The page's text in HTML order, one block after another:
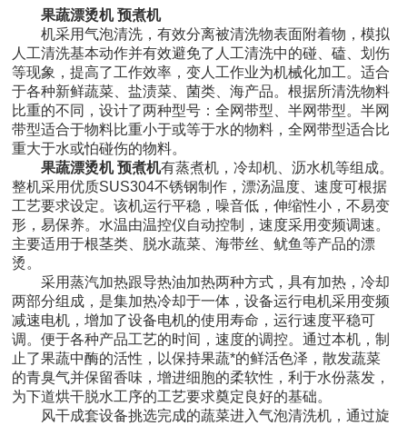
果蔬漂烫机 预煮机
机采用气泡清洗，有效分离被清洗物表面附着物，模拟
人工清洗基本动作并有效避免了人工清洗中的碰、磕、划伤
等现象，提高了工作效率，变人工作业为机械化加工。适合
于各种新鲜蔬菜、盐渍菜、菌类、海产品。根据所清洗物料
比重的不同，设计了两种型号：全网带型、半网带型。半网
带型适合于物料比重小于或等于水的物料，全网带型适合比
重大于水或怕碰伤的物料。
果蔬漂烫机 预煮机有蒸煮机，冷却机、沥水机等组成。
整机采用优质SUS304不锈钢制作，漂汤温度、速度可根据
工艺要求设定。该机运行平稳，噪音低，伸缩性小，不易变
形，易保养。水温由温控仪自动控制，速度采用变频调速。
主要适用于根茎类、脱水蔬菜、海带丝、鱿鱼等产品的漂
烫。
采用蒸汽加热跟导热油加热两种方式，具有加热，冷却
两部分组成，是集加热冷却于一体，设备运行电机采用变频
减速电机，增加了设备电机的使用寿命，运行速度平稳可
调。便于各种产品工艺的时间，速度的调控。通过本机，制
止了果蔬中酶的活性，以保持果蔬*的鲜活色泽，散发蔬菜
的青臭气并保留香味，增进细胞的柔软性，利于水份蒸发，
为下道烘干脱水工序的工艺要求奠定良好的基础。
风干成套设备挑选完成的蔬菜进入气泡清洗机，通过旋